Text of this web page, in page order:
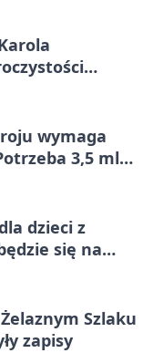
wymaga
3,5 mln
dzieci z
się na
Szlaku
zapisy